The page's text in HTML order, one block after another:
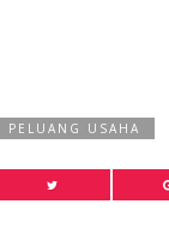
PELUANG USAHA